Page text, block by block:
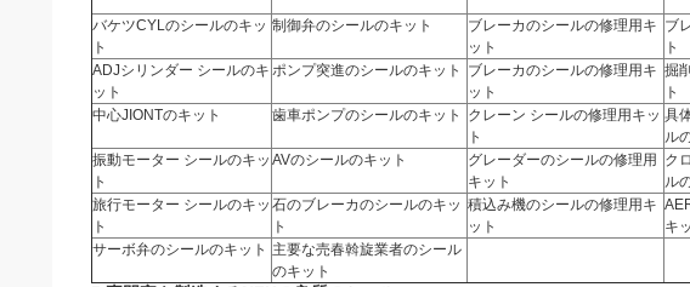
バケツCYLのシールのキッ
ト
制御弁のシールのキット
ブレーカのシールの修理用キ
ット
ブ
ト
ADJシリンダー シールのキ
ット
ポンプ突進のシールのキット
ブレーカのシールの修理用キ
ット
掘
ト
中心JIONTのキット
歯車ポンプのシールのキット
クレーン シールの修理用キッ
ト
具
ル
振動モーター シールのキッ
ト
AVのシールのキット
グレーダーのシールの修理用
キット
ク
ル
旅行モーター シールのキッ
ト
石のブレーカのシールのキッ
ト
積込み機のシールの修理用キ
ット
キ
サーボ弁のシールのキット 主要な売春斡旋業者のシール
のキット